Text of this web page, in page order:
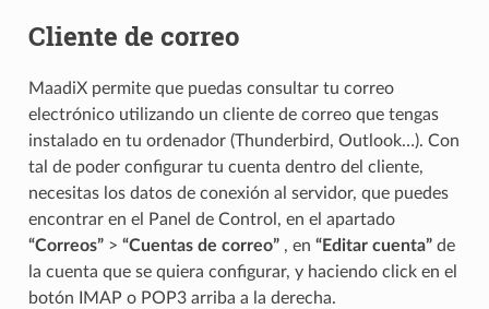
Cliente de correo
MaadiX permite que puedas consultar tu correo
electrónico utilizando un cliente de correo que tengas
instalado en tu ordenador (Thunderbird, Outlook…). Con
tal de poder configurar tu cuenta dentro del cliente,
necesitas los datos de conexión al servidor, que puedes
encontrar en el Panel de Control, en el apartado
“Correos”> “Cuentas de correo”, en “Editar cuenta”de
la cuenta que se quiera configurar, y haciendo click en el
botón IMAP o POP3 arriba a la derecha.